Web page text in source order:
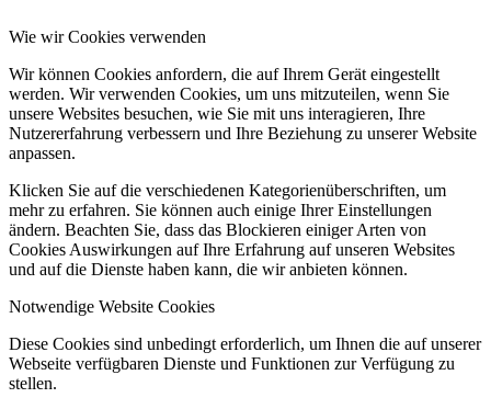
Wie wir Cookies verwenden
Wir können Cookies anfordern, die auf Ihrem Gerät eingestellt
werden. Wir verwenden Cookies, um uns mitzuteilen, wenn Sie
unsere Websites besuchen, wie Sie mit uns interagieren, Ihre
Nutzererfahrung verbessern und Ihre Beziehung zu unserer Website
anpassen.
Klicken Sie auf die verschiedenen Kategorienüberschriften, um
mehr zu erfahren. Sie können auch einige Ihrer Einstellungen
ändern. Beachten Sie, dass das Blockieren einiger Arten von
Cookies Auswirkungen auf Ihre Erfahrung auf unseren Websites
und auf die Dienste haben kann, die wir anbieten können.
Notwendige Website Cookies
Diese Cookies sind unbedingt erforderlich, um Ihnen die auf unserer
Webseite verfügbaren Dienste und Funktionen zur Verfügung zu
stellen.